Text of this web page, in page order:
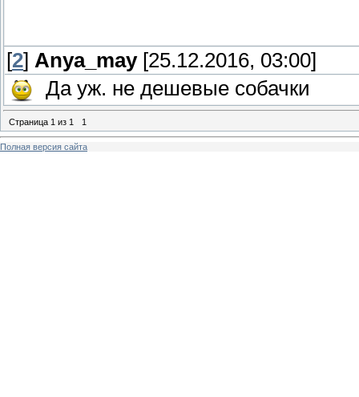
[2] Anya_may[25.12.2016, 03:00]
Да уж. не дешевые собачки
Страница 1 из 1 1
Полная версия сайта